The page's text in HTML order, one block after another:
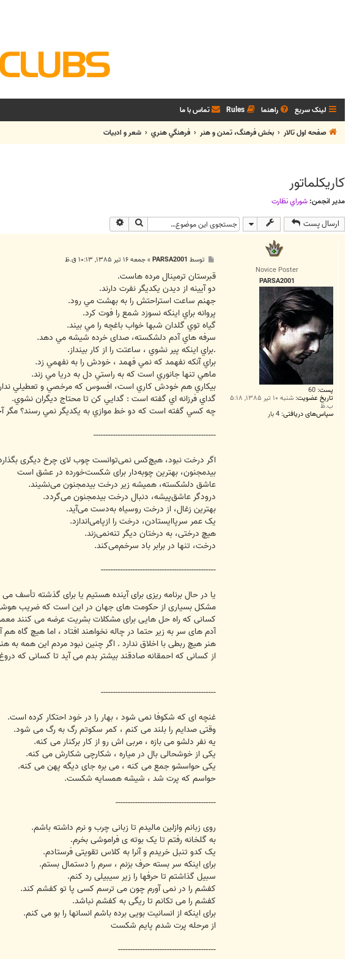
لینک سریع راهنما Rules تماس با ما
صفحه اول تالار
بخش فرهنگ، تمدن و هنر فرهنگي هنري شعر و ادبيات
كاريكلماتور
مدیر انجمن: شوراي نظارت
ارسال پست جستجو
Novice Poster
PARSA2001
پست: 60
تاریخ عضویت: شنبه ۱۰ تیر ۱۳۸۵, ۵:۱۸
ب.ظ
سپاس‌های دریافتی: 4 بار
ت
توسط PARSA2001
»جمعه ۱۶ تیر ۱۳۸۵, ۱۰:۱۳ ق.ظ
قبرستان ترمينال مرده هاست.
دو آيينه از ديدن يکديگر نفرت دارند.
جهنم ساعت استراحتش را به بهشت مي رود.
پروانه براي اينکه نسوزد شمع را فوت کرد.
گياه توي گلدان شبها خواب باغچه را مي بيند.
سرفه هاي آدم دلشکسته، صدای خرده شيشه مي دهد.
.براي اينکه پير نشوي ، ساعتت را از کار بينداز.
براي آنکه نفهمد که نمي فهمد ، خودش را به نفهمي زد.
ماهي تنها جانوري است که به راستي دل به دريا مي زند.
بيکاري هم خودش کاري است، افسوس که مرخصي و تعطيلي
گداي فرزانه اي گفته است : گدايي کن تا محتاج ديگران نشوي.
چه کسي گفته است که دو خط موازي به يکديگر نمي رسند؟ مگر
--------------------------------------------------
اگر درخت نبود، هيچ‌کس نمی‌توانست چوب لای چرخ ديگری
بيدمجنون، بهترين چوبه‌دار برای شکست‌خورده در عشق است
عاشق دلشکسته، هميشه زير درخت بيدمجنون می‌نشيند.
درودگر عاشق‌پيشه، دنبال درخت بيدمجنون می‌گردد.
بهترين زغال، از درخت روسياه به‌دست می‌آيد.
يک عمر سرپاايستادن، درخت را ازپامی‌اندازد.
هيچ درختی، به درختان ديگر تنه‌نمی‌زند.
درخت، تنها در برابر باد سرخم‌می‌کند.
-----------------------------------------------
یا در حال برنامه ریزی برای آینده هستیم یا برای گذشته
مشکل بسیاری از حکومت های جهان در این است که ضریب
کسانی که راه حل هایی برای مشکلات بشریت عرضه می کنند
آدم های سر به زیر حتما در چاله نخواهند افتاد ، اما هیچ گاه هم
هنر هیچ ربطی با اخلاق ندارد . اگر چنین نبود مردم این همه به
از کسانی که احمقانه صادقند بیشتر بدم می آید تا کسانی که
-----------------------------------------------
غنچه ای که شکوفا نمی شود ، بهار را در خود احتکار کرده است.
وقتی صدایم را بلند می کنم ، کمر سکوتم رگ به رگ می شود.
یه نفر دلشو می بازه ، مربی اش رو از کار برکنار می کنه.
یکی از خوشحالی بال در میاره ، شکارچی شکارش می کنه.
یکی حواسشو جمع می کنه ، می بره جای دیگه پهن می کنه.
حواسم که پرت شد ، شیشه همسایه شکست.
-----------------------------------------
روی زبانم وازلین مالیدم تا زبانی چرب و نرم داشته باشم.
به گلخانه رفتم تا یک بوته ی فراموشی بخرم.
یک کدو تنبل خریدم و آنرا به کلاس تقویتی فرستادم.
برای اینکه سر بسته حرف بزنم ، سرم را دستمال بستم.
سبیل گذاشتم تا حرفها را زیر سیبیلی رد کنم.
کفشم را در نمی آورم چون می ترسم کسی پا تو کفشم کند.
کفشم را می تکانم تا ریگی به کفشم نباشد.
برای اینکه از انسانیت بویی برده باشم انسانها را بو می کنم.
از مرحله پرت شدم پایم شکست
----------------------------------------